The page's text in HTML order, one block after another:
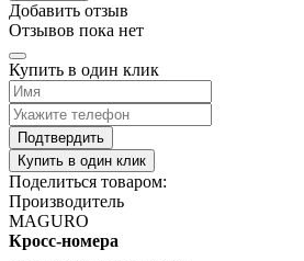
Добавить отзыв
Отзывов пока нет
Купить в один клик
Подтвердить
Купить в один клик
Поделиться товаром:
Производитель
MAGURO
Кросс-номера